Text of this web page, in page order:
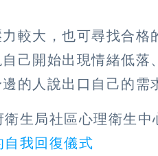
較大，也可尋找合格
己開始出現情緒低落
的人說出口自己的需
衛生局社區心理衛生中
我回復儀式